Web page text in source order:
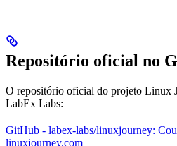
Repositório oficial no
O repositório oficial do projeto Linux
LabEx Labs:
GitHub - labex-labs/linuxjourney:
linuxjourney.com